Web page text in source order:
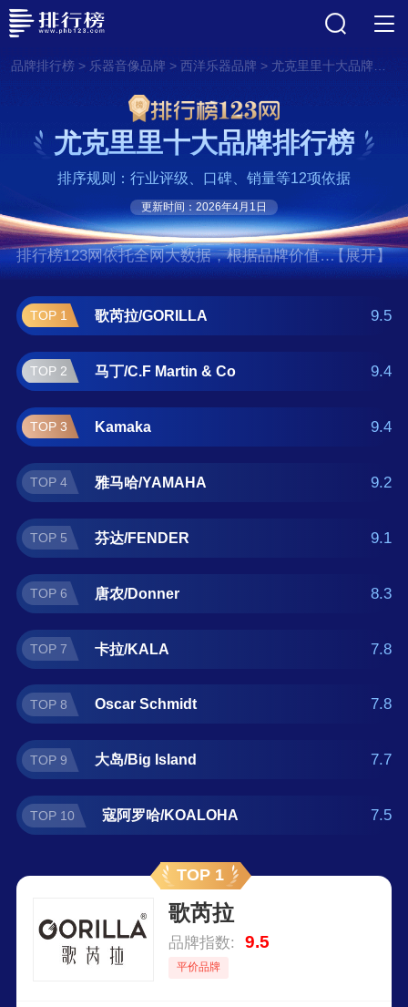
品牌排行榜> 乐器音像品牌 > 西洋乐器品牌 > 尤克里里十大品牌排行榜
尤克里里十大品牌排行榜
排序规则：行业评级、口碑、销量等12项依据
更新时间：2026年4月1日
排行榜123网依托全网大数据，根据品牌价值、
口碑评价等多项指数评选出了尤克里里十大品
牌排行榜,前十名分别是歌芮拉/GORILLA、马
丁/C.F Martin & Co、Kamaka、雅马
哈/YAMAHA、芬达/FENDER、唐农/Donner、
卡拉/KALA、Oscar Schmidt、大岛/Big
Island、寇阿罗哈/KOALOHA。如果您正在查找
尤克里里什么牌子好？那么本尤克里里十大品
牌榜单可供您作为选购参考，我们致力于用最
真实的用户数据推荐口碑最好的尤克里里品
【展开】
TOP 1 歌芮拉/GORILLA 9.5
TOP 2 马丁/C.F Martin & Co 9.4
TOP 3 Kamaka 9.4
TOP 4 雅马哈/YAMAHA 9.2
TOP 5 芬达/FENDER 9.1
TOP 6 唐农/Donner 8.3
TOP 7 卡拉/KALA 7.8
TOP 8 Oscar Schmidt 7.8
TOP 9 大岛/Big Island 7.7
TOP 10 寇阿罗哈/KOALOHA 7.5
TOP 1
歌芮拉
品牌指数: 9.5
平价品牌